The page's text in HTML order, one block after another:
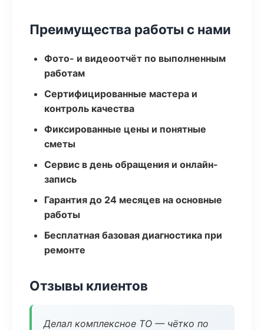
Преимущества работы с нами
Фото- и видеоотчёт по выполненным
работам
Сертифицированные мастера и
контроль качества
Фиксированные цены и понятные
сметы
Сервис в день обращения и онлайн-
запись
Гарантия до 24 месяцев на основные
работы
Бесплатная базовая диагностика при
ремонте
Отзывы клиентов
Делал комплексное ТО — чётко по